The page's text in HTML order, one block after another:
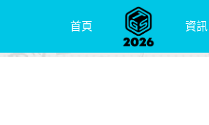
首頁 資訊